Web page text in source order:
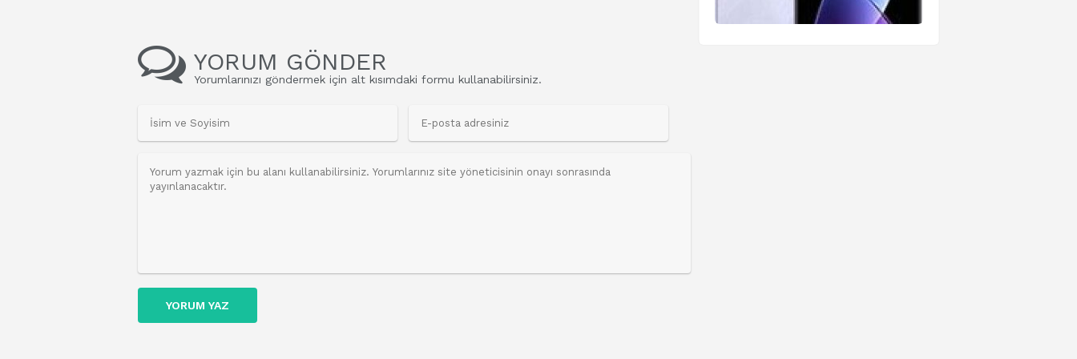
YORUM GÖNDER
Yorumlarınızı göndermek için alt kısımdaki formu kullanabilirsiniz.
YORUM YAZ